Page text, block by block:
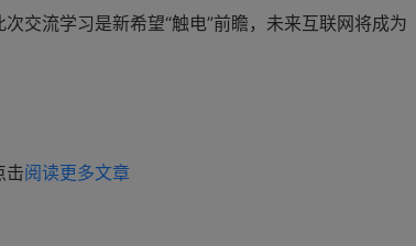
交流学习是新希望“触电”前瞻，未来互联网将成为
击阅读更多文章